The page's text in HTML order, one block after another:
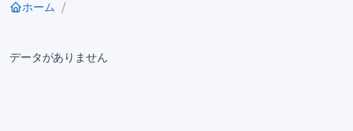
ホーム
データがありません